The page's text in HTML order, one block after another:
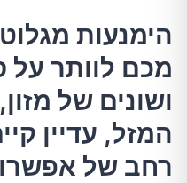
רבים ושונים של מזון,
בפניכם מגוון רחב של
המזונות המפורטת.
1.שעועית
הימנעות
מכם לוותר על
ושונים של
המזל, עדיין
רחב של